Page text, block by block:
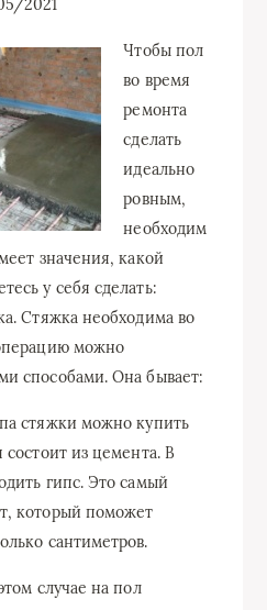
2021
Чтобы пол
во время
ремонта
сделать
идеально
ровным,
необходим
значения, какой
у себя сделать:
Стяжка необходима во
можно
способами. Она бывает:
стяжки можно купить
состоит из цемента. В
гипс. Это самый
который поможет
сантиметров.
случае на пол